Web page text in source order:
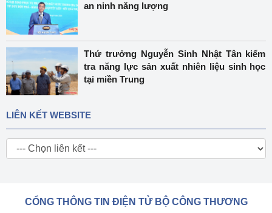
an ninh năng lượng
Thứ trưởng Nguyễn Sinh Nhật Tân kiểm
tra năng lực sản xuất nhiên liệu sinh học
tại miền Trung
LIÊN KẾT WEBSITE
CỔNG THÔNG TIN ĐIỆN TỬ BỘ CÔNG THƯƠNG